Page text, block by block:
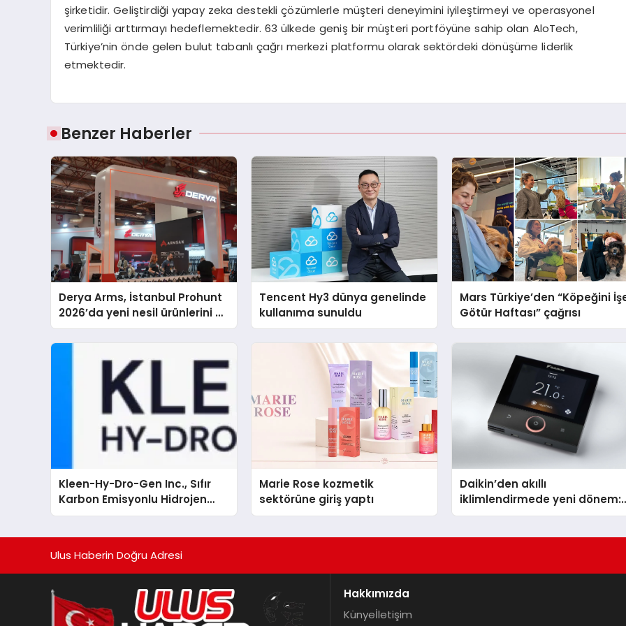
şirketidir. Geliştirdiği yapay zeka destekli çözümlerle müşteri deneyimini iyileştirmeyi ve operasyonel
verimliliği arttırmayı hedeflemektedir. 63 ülkede geniş bir müşteri portföyüne sahip olan AloTech,
Türkiye’nin önde gelen bulut tabanlı çağrı merkezi platformu olarak sektördeki dönüşüme liderlik
etmektedir.
Benzer Haberler
Derya Arms, İstanbul Prohunt
2026’da yeni nesil ürünlerini ve
global marka vizyonunu
sergiledi
Tencent Hy3 dünya genelinde
kullanıma sunuldu
Mars Türkiye’den “Köpeğini
Götür Haftası” çağrısı
Kleen-Hy-Dro-Gen Inc., Sıfır
Karbon Emisyonlu Hidrojen
Isıtma Teknolojisinde ISO ve
Marie Rose kozmetik
sektörüne giriş yaptı
Daikin’den akıllı
iklimlendirmede yeni dönem:
Madoka Plus Türkiye’de
Ulus Haberin Doğru Adresi
Hakkımızda
Künyeİletişim